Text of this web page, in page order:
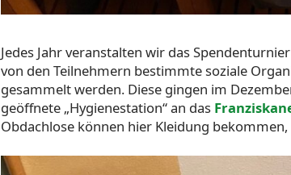
Jedes Jahr veranstalten wir das
von den Teilnehmern bestimmte soziale
gesammelt werden. Diese gingen im
geöffnete „Hygienestation“ an das
Obdachlose können hier Kleidung